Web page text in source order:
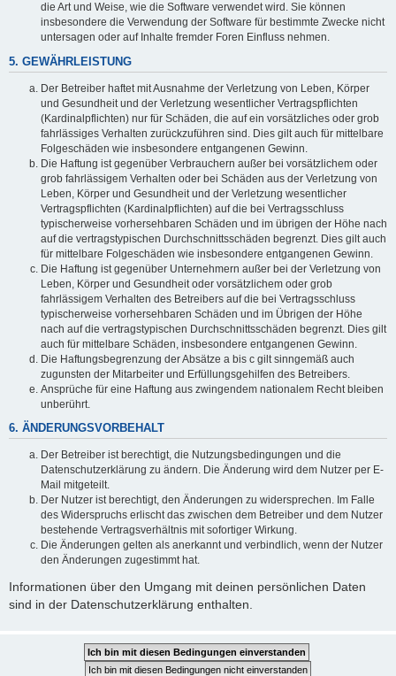
die Art und Weise, wie die Software verwendet wird. Sie können
insbesondere die Verwendung der Software für bestimmte Zwecke nicht
untersagen oder auf Inhalte fremder Foren Einfluss nehmen.
5. GEWÄHRLEISTUNG
Der Betreiber haftet mit Ausnahme der Verletzung von Leben, Körper
und Gesundheit und der Verletzung wesentlicher Vertragspflichten
(Kardinalpflichten) nur für Schäden, die auf ein vorsätzliches oder grob
fahrlässiges Verhalten zurückzuführen sind. Dies gilt auch für mittelbare
Folgeschäden wie insbesondere entgangenen Gewinn.
Die Haftung ist gegenüber Verbrauchern außer bei vorsätzlichem oder
grob fahrlässigem Verhalten oder bei Schäden aus der Verletzung von
Leben, Körper und Gesundheit und der Verletzung wesentlicher
Vertragspflichten (Kardinalpflichten) auf die bei Vertragsschluss
typischerweise vorhersehbaren Schäden und im übrigen der Höhe nach
auf die vertragstypischen Durchschnittsschäden begrenzt. Dies gilt auch
für mittelbare Folgeschäden wie insbesondere entgangenen Gewinn.
Die Haftung ist gegenüber Unternehmern außer bei der Verletzung von
Leben, Körper und Gesundheit oder vorsätzlichem oder grob
fahrlässigem Verhalten des Betreibers auf die bei Vertragsschluss
typischerweise vorhersehbaren Schäden und im Übrigen der Höhe
nach auf die vertragstypischen Durchschnittsschäden begrenzt. Dies gilt
auch für mittelbare Schäden, insbesondere entgangenen Gewinn.
Die Haftungsbegrenzung der Absätze a bis c gilt sinngemäß auch
zugunsten der Mitarbeiter und Erfüllungsgehilfen des Betreibers.
Ansprüche für eine Haftung aus zwingendem nationalem Recht bleiben
unberührt.
6. ÄNDERUNGSVORBEHALT
Der Betreiber ist berechtigt, die Nutzungsbedingungen und die
Datenschutzerklärung zu ändern. Die Änderung wird dem Nutzer per E-
Mail mitgeteilt.
Der Nutzer ist berechtigt, den Änderungen zu widersprechen. Im Falle
des Widerspruchs erlischt das zwischen dem Betreiber und dem Nutzer
bestehende Vertragsverhältnis mit sofortiger Wirkung.
Die Änderungen gelten als anerkannt und verbindlich, wenn der Nutzer
den Änderungen zugestimmt hat.
Informationen über den Umgang mit deinen persönlichen Daten
sind in der Datenschutzerklärung enthalten.